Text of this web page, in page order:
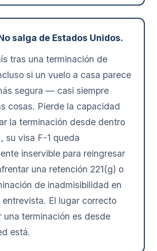
salga de Estados Unidos.
tras una terminación de
si un vuelo a casa parece
segura — casi siempre
cosas. Pierde la capacidad
la terminación desde dentro
su visa F-1 queda
inservible para reingresar
una retención 221(g) o
de inadmisibilidad en
entrevista. El lugar correcto
una terminación es desde
está.